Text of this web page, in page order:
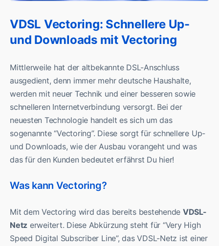
VDSL Vectoring: Schnellere Up-
und Downloads mit Vectoring
Mittlerweile hat der altbekannte DSL-Anschluss
ausgedient, denn immer mehr deutsche Haushalte,
werden mit neuer Technik und einer besseren sowie
schnelleren Internetverbindung versorgt. Bei der
neuesten Technologie handelt es sich um das
sogenannte “Vectoring”. Diese sorgt für schnellere Up-
und Downloads, wie der Ausbau vorangeht und was
das für den Kunden bedeutet erfährst Du hier!
Was kann Vectoring?
Mit dem Vectoring wird das bereits bestehende VDSL-
Netz erweitert. Diese Abkürzung steht für “Very High
Speed Digital Subscriber Line”, das VDSL-Netz ist einer